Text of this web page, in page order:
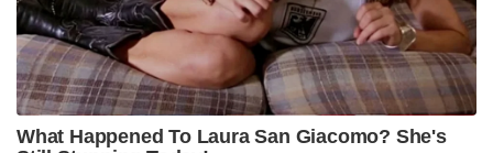
What Happened To Laura San Giacomo? She's